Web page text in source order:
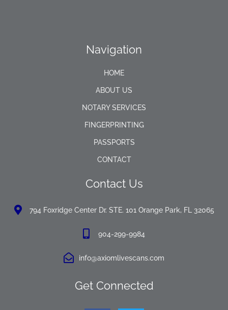
Navigation
HOME
ABOUT US
NOTARY SERVICES
FINGERPRINTING
PASSPORTS
CONTACT
Contact Us
794 Foxridge Center Dr. STE. 101 Orange Park, FL 32065
904-299-9984
info@axiomlivescans.com
Get Connected